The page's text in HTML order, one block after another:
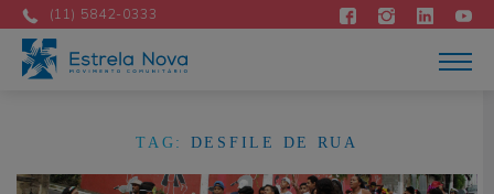
(11) 5842-0333
Acontece
TAG: DESFILE DE RUA